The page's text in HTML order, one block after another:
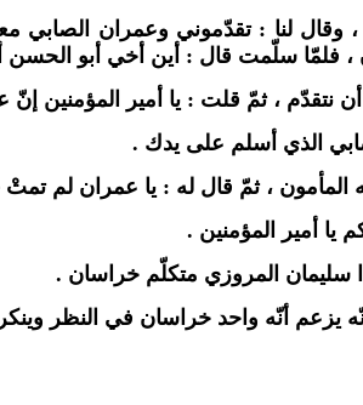
لنا : تقدّموني وعمران الصابي
، فلمّا سلّمت قال : أين أخي أبو الحسن
نتقدّم ، ثمّ قلت : يا أمير المؤمنين
الذي أسلم على يدك .
المأمون ، ثمّ قال له : يا عمران لم
يا أمير المؤمنين .
سليمان المروزي متكلّم خراسان .
يزعم أنّه واحد خراسان في النظر وينكر